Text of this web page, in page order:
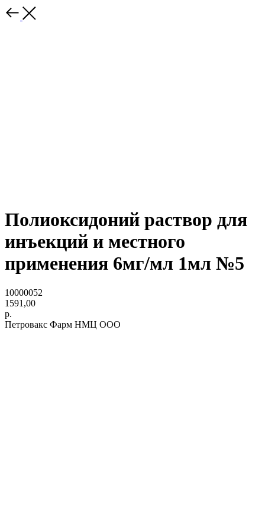
Полиоксидоний раствор для
инъекций и местного
применения 6мг/мл 1мл №5
10000052
1591,00
р.
Петровакс Фарм НМЦ ООО